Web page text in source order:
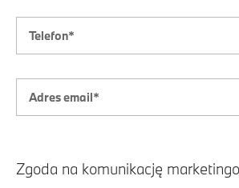
Zgoda na komunikację